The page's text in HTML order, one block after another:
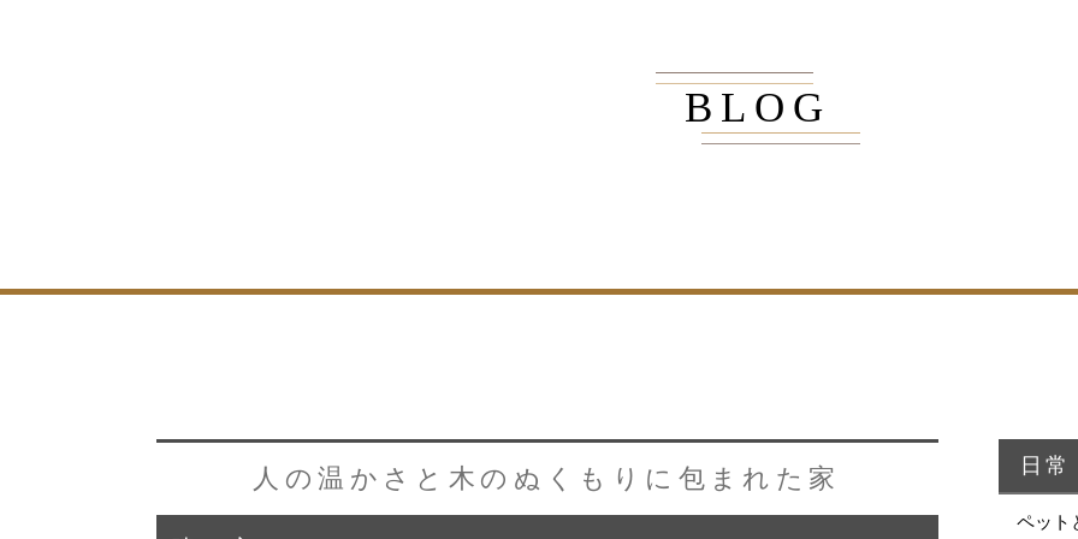
BLOG
人の温かさと木のぬくもりに包まれた家 日常
ペット
ブログ
採用情報
・MUKU
ORDER
・REFORM
・MUKUの家一覧
ORDERの家一覧